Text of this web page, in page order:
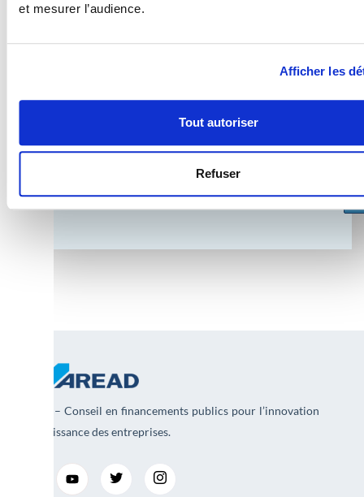
et mesurer l’audience.
Afficher les
Tout autoriser
Refuser
Veilleinnovation&
financements publics
Recevez les appels à projets, aides et opportunités
stratégiques directement dans votre boîte mail.
AREAD – Conseil en financements publics pour l’innovation
et la croissance des entreprises.